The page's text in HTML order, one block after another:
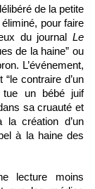
de la petite
pour faire
du journal Le
de la haine” ou
L’événement,
contraire d’un
tue un bébé juif
sa cruauté et
création d’un
à la haine des
lecture moins